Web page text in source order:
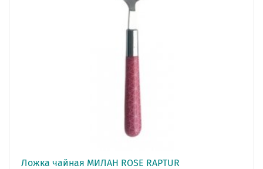
Ложка чайная МИЛАН ROSE RAPTUR